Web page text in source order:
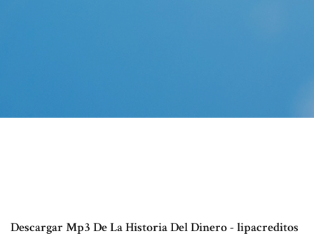
Descargar Mp3 De La Historia Del Dinero - lipacreditos